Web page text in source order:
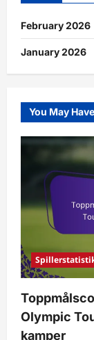
February 2026
January 2026
You May
Olympic
kamper